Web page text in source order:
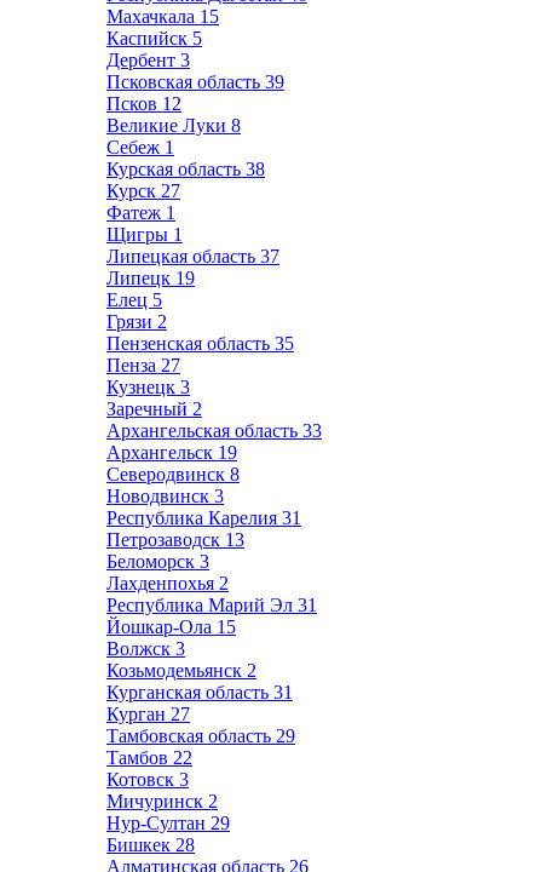
Махачкала 15
Каспийск 5
Дербент 3
Псковская область 39
Псков 12
Великие Луки 8
Себеж 1
Курская область 38
Курск 27
Фатеж 1
Щигры 1
Липецкая область 37
Липецк 19
Елец 5
Грязи 2
Пензенская область 35
Пенза 27
Кузнецк 3
Заречный 2
Архангельская область 33
Архангельск 19
Северодвинск 8
Новодвинск 3
Республика Карелия 31
Петрозаводск 13
Беломорск 3
Лахденпохья 2
Республика Марий Эл 31
Йошкар-Ола 15
Волжск 3
Козьмодемьянск 2
Курганская область 31
Курган 27
Тамбовская область 29
Тамбов 22
Котовск 3
Мичуринск 2
Нур-Султан 29
Бишкек 28
Алматинская область 26